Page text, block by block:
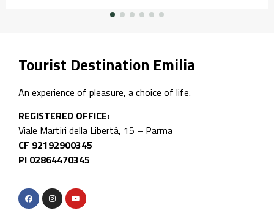
Tourist Destination Emilia
An experience of pleasure, a choice of life.
REGISTERED OFFICE:
Viale Martiri della Libertà, 15 – Parma
CF 92192900345
PI 02864470345